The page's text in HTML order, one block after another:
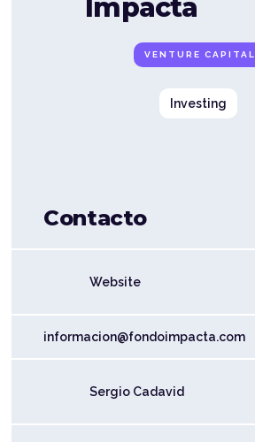
Impacta
VENTURE CAPITAL
Investing
Contacto
Website
informacion@fondoimpacta.com
Sergio Cadavid